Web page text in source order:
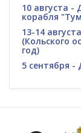
10 августа -
корабля
13-14
(Кольского
год)
5 сентября -